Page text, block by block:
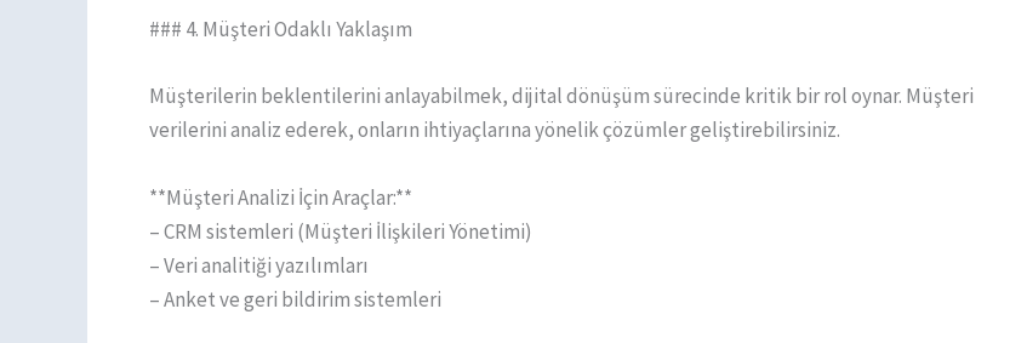
### 4. Müşteri Odaklı Yaklaşım
Müşterilerin beklentilerini anlayabilmek, dijital dönüşüm sürecinde kritik bir rol oynar. Müşteri
verilerini analiz ederek, onların ihtiyaçlarına yönelik çözümler geliştirebilirsiniz.
**Müşteri Analizi İçin Araçlar:**
– CRM sistemleri (Müşteri İlişkileri Yönetimi)
– Veri analitiği yazılımları
– Anket ve geri bildirim sistemleri